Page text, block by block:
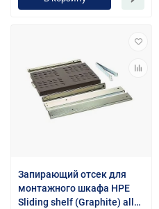
Запирающий отсек для
монтажного шкафа HPE
Sliding shelf (Graphite) all